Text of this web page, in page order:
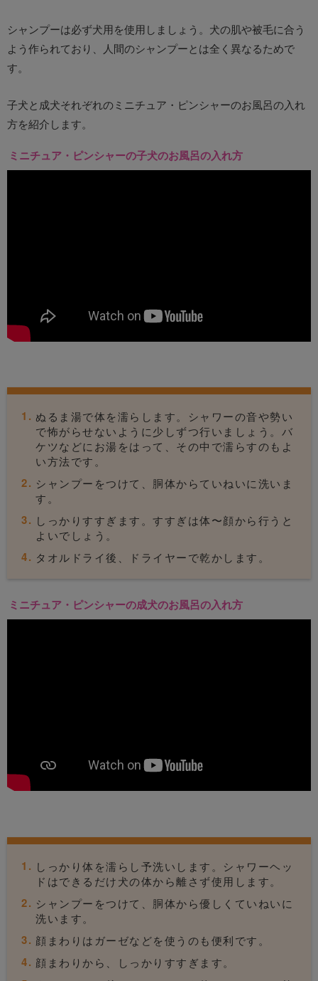
シャンプーは必ず犬用を使用しましょう。犬の肌や被毛に合う
よう作られており、人間のシャンプーとは全く異なるためで
す。
子犬と成犬それぞれのミニチュア・ピンシャーのお風呂の入れ
方を紹介します。
ミニチュア・ピンシャーの子犬のお風呂の入れ方
ぬるま湯で体を濡らします。シャワーの音や勢い
で怖がらせないように少しずつ行いましょう。バ
ケツなどにお湯をはって、その中で濡らすのもよ
い方法です。
シャンプーをつけて、胴体からていねいに洗いま
す。
しっかりすすぎます。すすぎは体〜顔から行うと
よいでしょう。
タオルドライ後、ドライヤーで乾かします。
ミニチュア・ピンシャーの成犬のお風呂の入れ方
しっかり体を濡らし予洗いします。シャワーヘッ
ドはできるだけ犬の体から離さず使用します。
シャンプーをつけて、胴体から優しくていねいに
洗います。
顔まわりはガーゼなどを使うのも便利です。
顔まわりから、しっかりすすぎます。